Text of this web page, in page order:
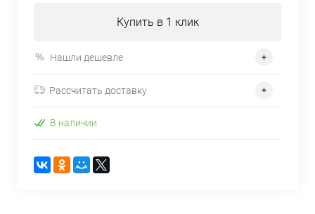
Купить в 1 клик
Нашли дешевле
Рассчитать доставку
В наличии